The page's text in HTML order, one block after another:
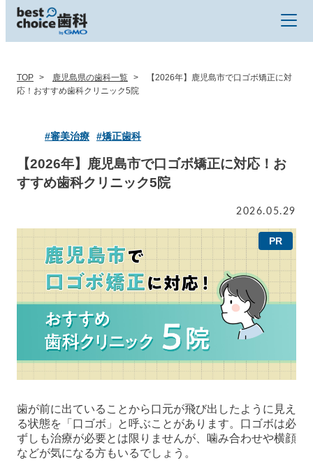
TOP 鹿児島県の歯科一覧
【2026年】鹿児島市で口ゴボ矯正に対
応！おすすめ歯科クリニック5院
#審美治療 #矯正歯科
【2026年】鹿児島市で口ゴボ矯正に対応！お
すすめ歯科クリニック5院
2026.05.29
歯が前に出ていることから口元が飛び出したように見え
る状態を「口ゴボ」と呼ぶことがあります。口ゴボは必
ずしも治療が必要とは限りませんが、噛み合わせや横顔
などが気になる方もいるでしょう。